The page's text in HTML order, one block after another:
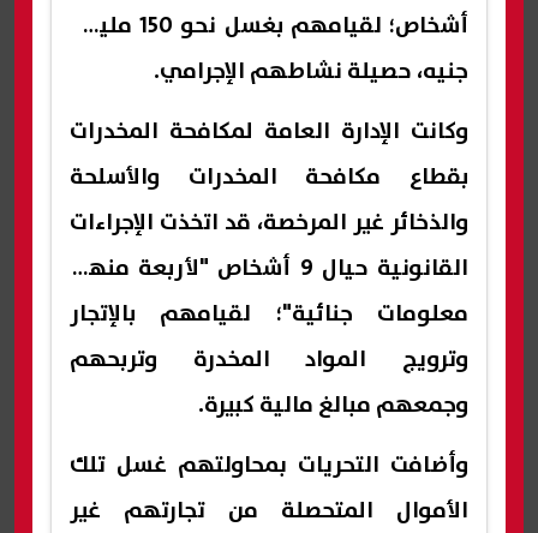
أشخاص؛ لقيامهم بغسل نحو 150 مليون
جنيه، حصيلة نشاطهم الإجرامي.
وكانت الإدارة العامة لمكافحة المخدرات
بقطاع مكافحة المخدرات والأسلحة
والذخائر غير المرخصة، قد اتخذت الإجراءات
القانونية حيال 9 أشخاص "لأربعة منهم
معلومات جنائية"؛ لقيامهم بالإتجار
وترويج المواد المخدرة وتربحهم
وجمعهم مبالغ مالية كبيرة.
وأضافت التحريات بمحاولتهم غسل تلك
الأموال المتحصلة من تجارتهم غير